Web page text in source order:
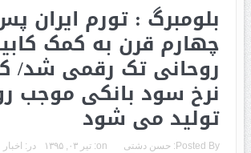
بلومبرگ : تورم ایران
چهارم قرن به کمک
روحانی تک رقمی
نرخ سود بانکی موجب
تولید می شود
Posted By: حسن دشتی on: تیر ۰۳, ۱۳۹۵ در: اخبار